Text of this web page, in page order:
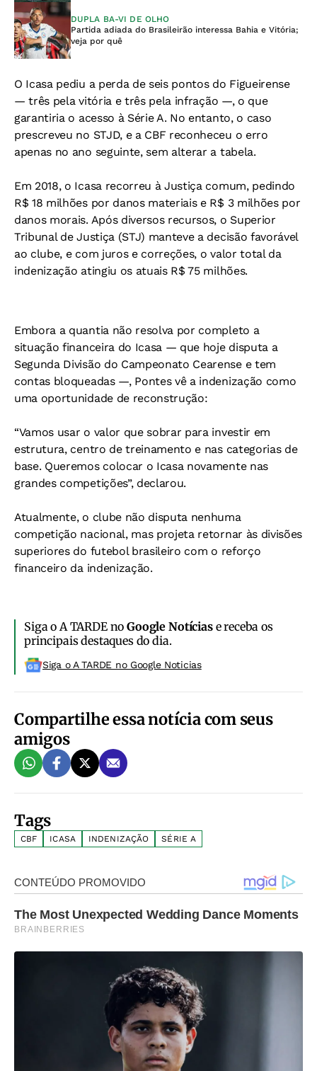
DUPLA BA-VI DE OLHO
Partida adiada do Brasileirão interessa Bahia e Vitória;
veja por quê
O Icasa pediu a perda de seis pontos do Figueirense
— três pela vitória e três pela infração —, o que
garantiria o acesso à Série A. No entanto, o caso
prescreveu no STJD, e a CBF reconheceu o erro
apenas no ano seguinte, sem alterar a tabela.
Em 2018, o Icasa recorreu à Justiça comum, pedindo
R$ 18 milhões por danos materiais e R$ 3 milhões por
danos morais. Após diversos recursos, o Superior
Tribunal de Justiça (STJ) manteve a decisão favorável
ao clube, e com juros e correções, o valor total da
indenização atingiu os atuais R$ 75 milhões.
Embora a quantia não resolva por completo a
situação financeira do Icasa — que hoje disputa a
Segunda Divisão do Campeonato Cearense e tem
contas bloqueadas —, Pontes vê a indenização como
uma oportunidade de reconstrução:
“Vamos usar o valor que sobrar para investir em
estrutura, centro de treinamento e nas categorias de
base. Queremos colocar o Icasa novamente nas
grandes competições”, declarou.
Atualmente, o clube não disputa nenhuma
competição nacional, mas projeta retornar às divisões
superiores do futebol brasileiro com o reforço
financeiro da indenização.
Siga o A TARDE noGoogle Notíciase receba os
principais destaques do dia.
Siga o A TARDE no Google Noticias
Compartilhe essa notícia com seus
amigos
Tags
CBF ICASA INDENIZAÇÃO SÉRIE A